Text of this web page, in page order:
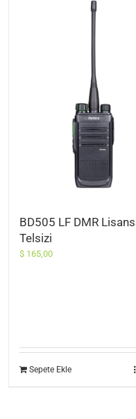
BD505 LF DMR
Telsizi
$ 165,00
Sepete Ekle